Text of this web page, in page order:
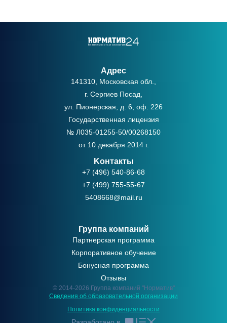
Адрес
141310, Московская обл.,
г. Сергиев Посад,
ул. Пионерская, д. 6, оф. 226
Государственная лицензия
№ Л035-01255-50/00268150
от 10 декабря 2014 г.
Kонтакты
+7 (496) 540-86-68
+7 (499) 755-55-67
5408668@mail.ru
Группа компаний
Партнерская программа
Корпоративное обучение
Бонусная программа
Отзывы
© 2014-2026 Группа компаний "Норматив"
Сведения об образовательной организации
Политикa конфиденциальности
Разработано в